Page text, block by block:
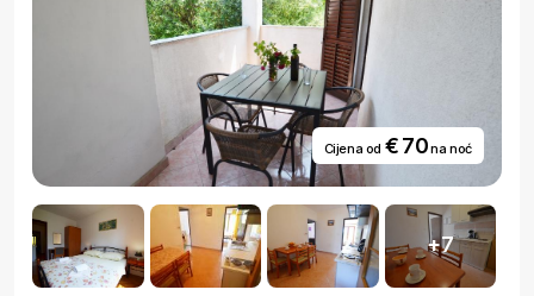
Cijena od € 70na noć
+7